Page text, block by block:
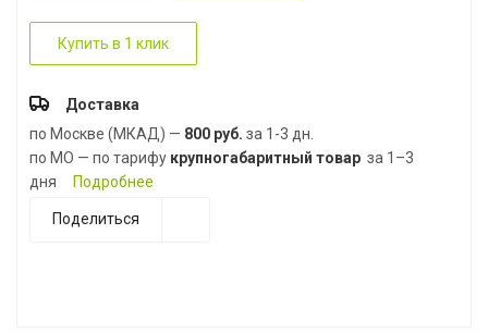
Купить в 1 клик
Доставка
по Москве (МКАД) — 800 руб. за 1-3 дн.
по МО — по тарифу крупногабаритный товар за 1–3
дня
Подробнее
Поделиться